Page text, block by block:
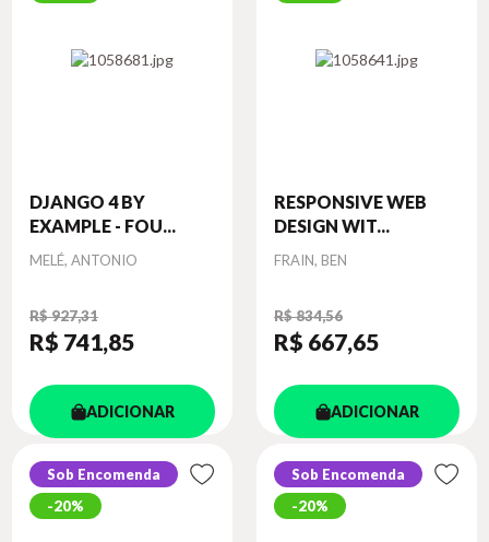
DJANGO 4 BY
EXAMPLE - FOU...
Autor
MELÉ, ANTONIO
R$ 927,31
R$ 741,85
ADICIONAR
RESPONSIVE WEB
DESIGN WIT...
Autor
FRAIN, BEN
R$ 834,56
R$ 667,65
ADICIONAR
Sob Encomenda
20%
Sob Encomenda
20%